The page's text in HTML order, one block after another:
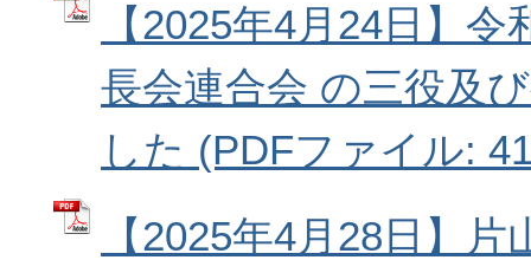
【2025年4月24日】
長会連合会 の三役及
した (PDFファイル:
【2025年4月28日】